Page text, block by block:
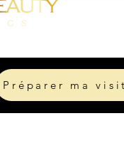
Préparer ma